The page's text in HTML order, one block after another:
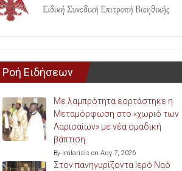
Ροή Ειδήσεων
Με λαμπρότητα εορτάστηκε η
Μεταμόρφωση στο «χωριό των
Λαρισαίων» με νέα ομαδική
βάπτιση.
By imlarisis on Αυγ 7, 2026
Στον πανηγυρίζοντα Ιερό Ναό